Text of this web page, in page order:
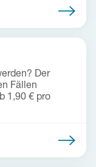
Der
Fällen
1,90 € pro